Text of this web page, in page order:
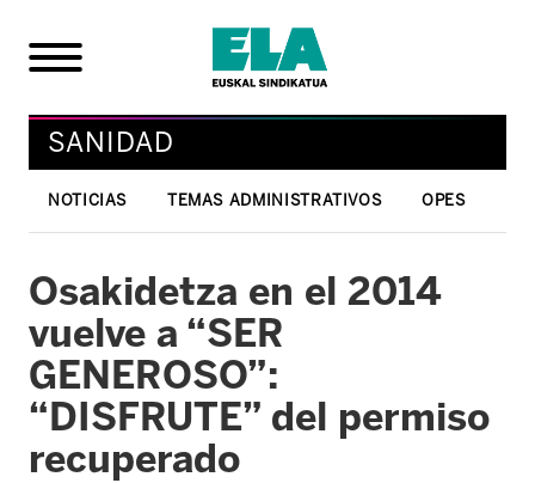
SANIDAD
NOTICIAS TEMAS ADMINISTRATIVOS OPES
Osakidetza en el 2014
vuelve a “SER
GENEROSO”:
“DISFRUTE” del permiso
recuperado